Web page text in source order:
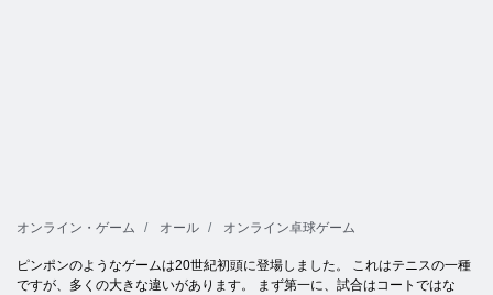
オンライン・ゲーム オール オンライン卓球ゲーム
ピンポンのようなゲームは20世紀初頭に登場しました。 これはテニスの一種
ですが、多くの大きな違いがあります。 まず第一に、試合はコートではな